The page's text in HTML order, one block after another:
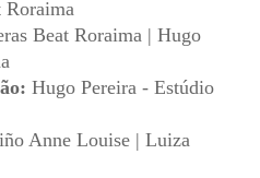
Roraima
Beat Roraima | Hugo
Hugo Pereira - Estúdio
Anne Louise | Luiza